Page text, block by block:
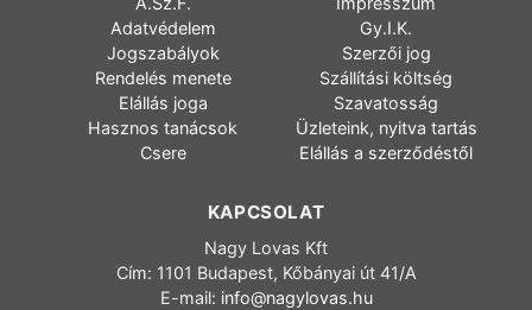
Adatvédelem
Gy.I.K.
Jogszabályok
Szerzői jog
Rendelés menete
Szállítási költség
Elállás joga
Szavatosság
Hasznos tanácsok
Üzleteink, nyitva tartás
Csere
Elállás a szerződéstől
KAPCSOLAT
Nagy Lovas Kft
Cím: 1101 Budapest, Kőbányai út 41/A
E-mail: info@nagylovas.hu